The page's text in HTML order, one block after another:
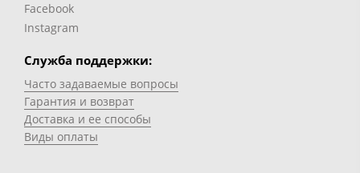
Facebook
Instagram
Служба поддержки:
Часто задаваемые вопросы
Гарантия и возврат
Доставка и ее способы
Виды оплаты